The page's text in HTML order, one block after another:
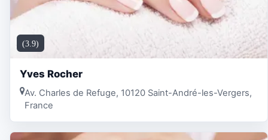
(3.9)
Yves Rocher
Av. Charles de Refuge, 10120 Saint-André-les-Vergers,
France